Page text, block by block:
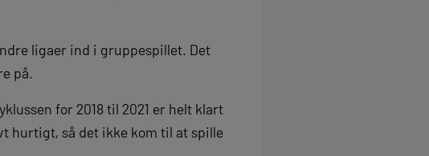
ligaer ind i gruppespillet. Det
på.
for 2018 til 2021 er helt klart
hurtigt, så det ikke kom til at spille